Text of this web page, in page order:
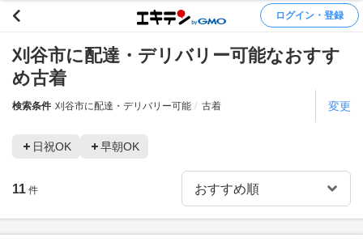
ログイン・登録
刈谷市に配達・デリバリー可能なおすす
め古着
検索条件 刈谷市に配達・デリバリー可能 古着 変更
日祝OK 早朝OK
11 件